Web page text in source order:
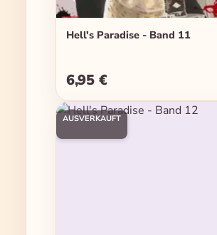
Hell's Paradise - Band 11
Regulärer Preis:
6,95 €
AUSVERKAUFT